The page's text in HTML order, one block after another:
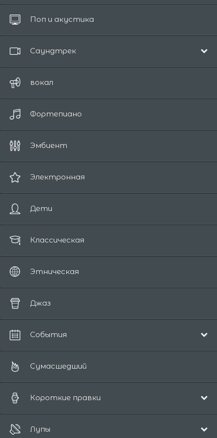
до 10 секунд
Поп и акустика
Саундтрек
Эпический
Комедия
Фантазия
Ужасы / Саспенс
вокал
Фортепиано
Эмбиент
Электронная
Дети
Классическая
Этническая
Джаз
События
Сумасшедший
Короткие правки
Лупы